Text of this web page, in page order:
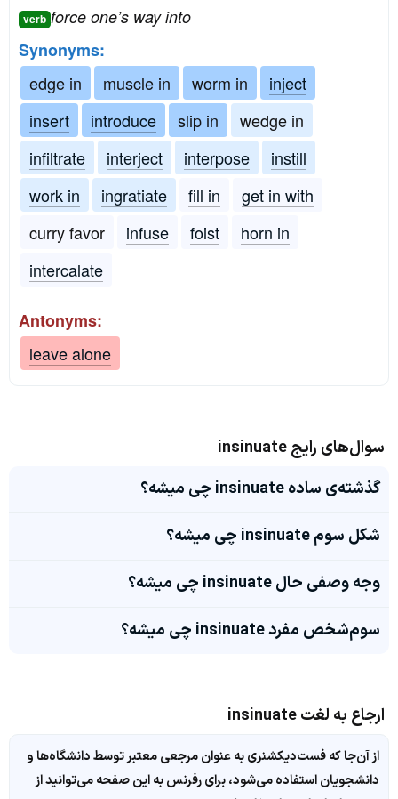
verb force one’s way into
Synonyms:
edge in
muscle in worm in
inject
insert
introduce slip in
wedge in
infiltrate
interject interpose
instill
work in
ingratiate fill in
get in with
curry favor
infuse foist
horn in
intercalate
Antonyms:
leave alone
سوال‌های رایج insinuate
گذشته‌ی ساده insinuate چی میشه؟
شکل سوم insinuate چی میشه؟
وجه وصفی حال insinuate چی میشه؟
سوم‌شخص مفرد insinuate چی میشه؟
ارجاع به لغت insinuate
از آن‌جا که فست‌دیکشنری به عنوان مرجعی معتبر توسط دانشگاه‌ها و
دانشجویان استفاده می‌شود، برای رفرنس به این صفحه می‌توانید از